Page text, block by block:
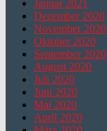
Januar 2021
Dezember 2020
November 2020
Oktober 2020
September 2020
August 2020
Juli 2020
Juni 2020
Mai 2020
April 2020